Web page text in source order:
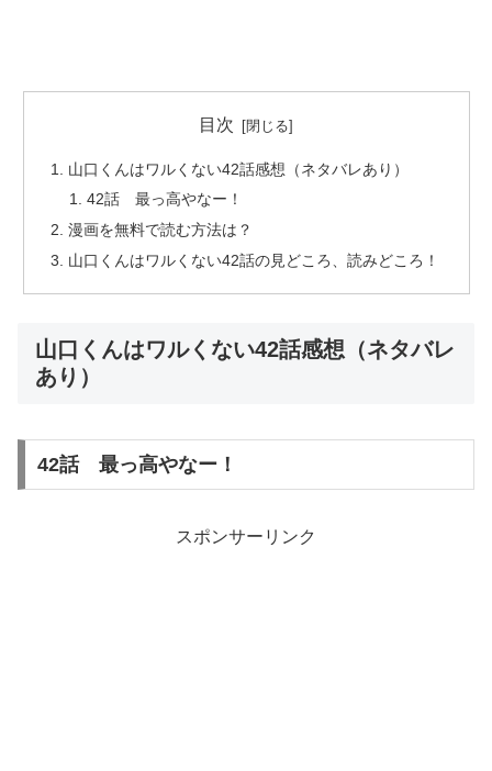
目次
山口くんはワルくない42話感想（ネタバレあり）
42話 最っ高やなー！
漫画を無料で読む方法は？
山口くんはワルくない42話の見どころ、読みどころ！
山口くんはワルくない42話感想（ネタバレ
あり）
42話 最っ高やなー！
スポンサーリンク